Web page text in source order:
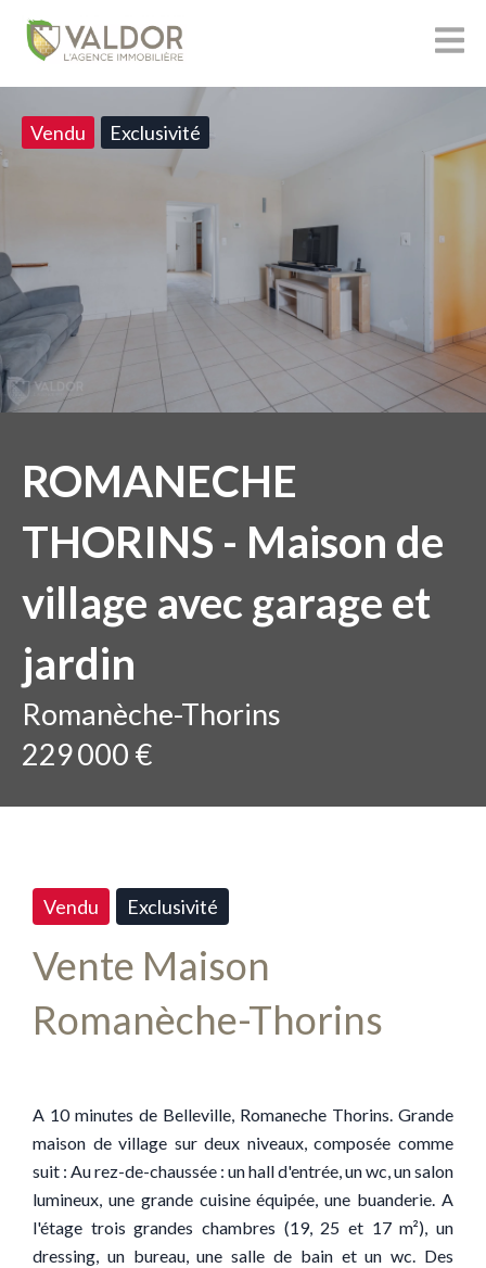
Vendu Exclusivité
ROMANECHE
THORINS - Maison de
village avec garage et
jardin
Romanèche-Thorins
229 000 €
Vendu Exclusivité
Vente Maison
Romanèche-Thorins
A 10 minutes de Belleville, Romaneche Thorins. Grande
maison de village sur deux niveaux, composée comme
suit : Au rez-de-chaussée : un hall d'entrée, un wc, un salon
lumineux, une grande cuisine équipée, une buanderie. A
l'étage trois grandes chambres (19, 25 et 17 m²), un
dressing, un bureau, une salle de bain et un wc. Des